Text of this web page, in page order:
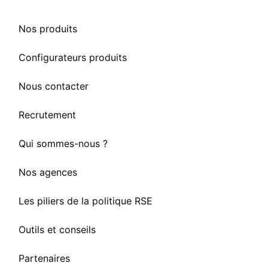
Nos produits
Configurateurs produits
Nous contacter
Recrutement
Qui sommes-nous ?
Nos agences
Les piliers de la politique RSE
Outils et conseils
Partenaires